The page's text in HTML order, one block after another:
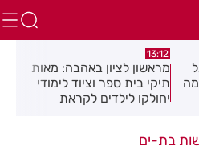
13:12
מראשון לציון באהבה: מאות
תיקי בית ספר וציוד לימודי
יחולקו לילדים לקראת
בת-ים